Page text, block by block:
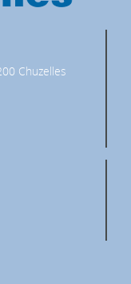
Chuzelles